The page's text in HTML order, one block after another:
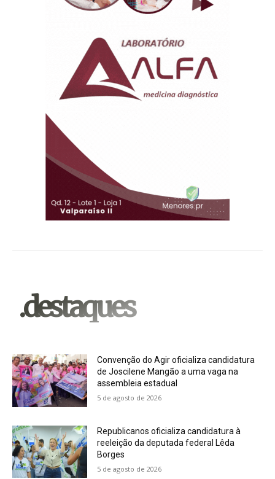
.destaques
Convenção do Agir oficializa candidatura
de Joscilene Mangão a uma vaga na
assembleia estadual
5 de agosto de 2026
Republicanos oficializa candidatura à
reeleição da deputada federal Lêda
Borges
5 de agosto de 2026